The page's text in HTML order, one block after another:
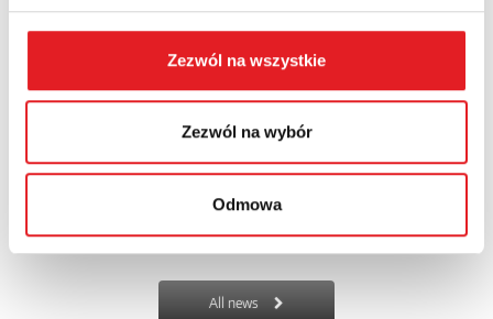
Zezwól na wszystkie
Zezwól na wybór
Odmowa
New PoE LAN surge protectors – data and power
protec...
Relpol expands its protection portfolio with the RSP-05 series of
PoE LAN surge protectors, designed to safeguard dev...
All news